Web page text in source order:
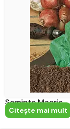
Seminte Macris
Citeşte mai mult